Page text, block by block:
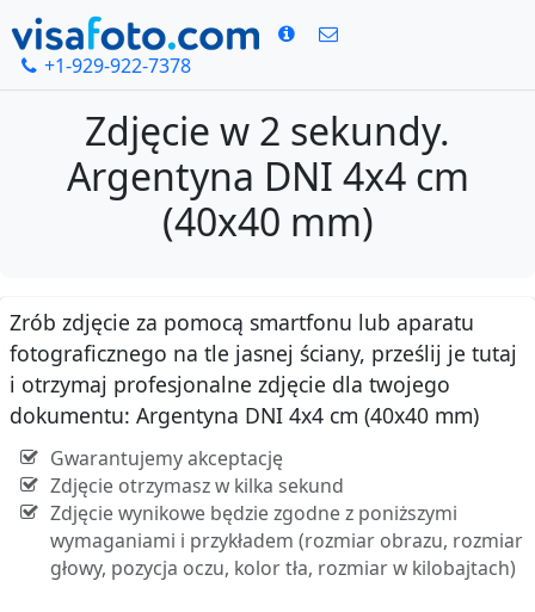
+1-929-922-7378
Zdjęcie w 2 sekundy.
Argentyna DNI 4x4 cm
(40x40 mm)
Zrób zdjęcie za pomocą smartfonu lub aparatu
fotograficznego na tle jasnej ściany, prześlij je tutaj
i otrzymaj profesjonalne zdjęcie dla twojego
dokumentu: Argentyna DNI 4x4 cm (40x40 mm)
Gwarantujemy akceptację
Zdjęcie otrzymasz w kilka sekund
Zdjęcie wynikowe będzie zgodne z poniższymi
wymaganiami i przykładem (rozmiar obrazu, rozmiar
głowy, pozycja oczu, kolor tła, rozmiar w kilobajtach)